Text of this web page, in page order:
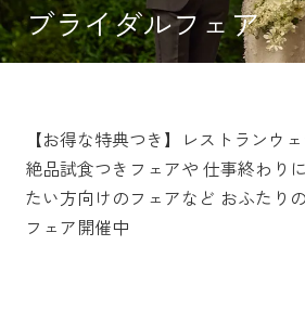
ブライダルフェア
【お得な特典つき】レストランウ
絶品試食つきフェアや 仕事終わり
たい方向けのフェアなど おふたり
フェア開催中